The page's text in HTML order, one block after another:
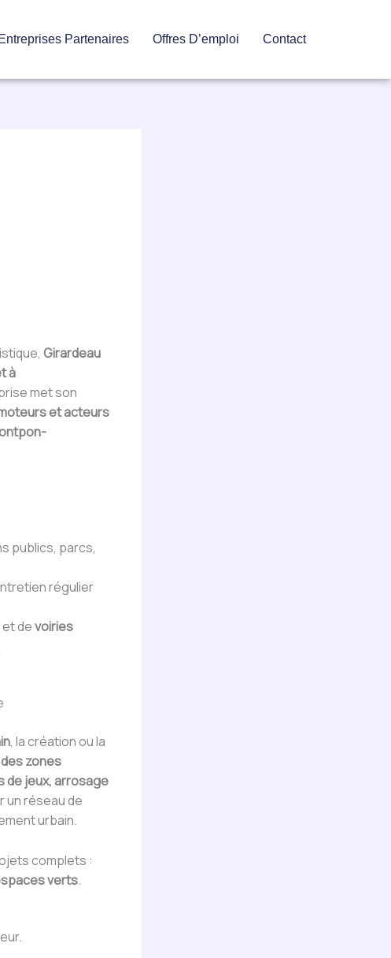
Entreprises Partenaires Offres D’emploi Contact
Girardeau
à
met son
et acteurs
publics, parcs,
régulier
et devoiries
, la création ou la
zones
de jeux, arrosage
un réseau de
urbain.
complets :
verts.